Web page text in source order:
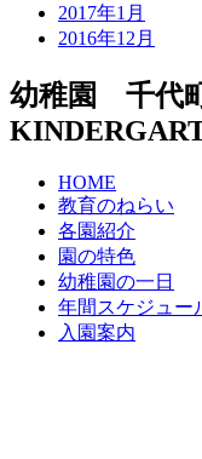
2017年1月
2016年12月
幼稚園 千代
HOME
教育のねらい
各園紹介
園の特色
幼稚園の一日
年間スケジュー
入園案内